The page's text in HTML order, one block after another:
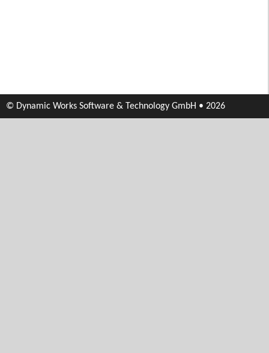
© Dynamic Works Software & Technology GmbH • 2026